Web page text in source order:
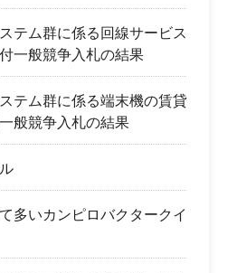
テム群に係る回線サービス
一般競争入札の結果
テム群に係る端末機の賃貸
般競争入札の結果
多いカンピロバクタークイ